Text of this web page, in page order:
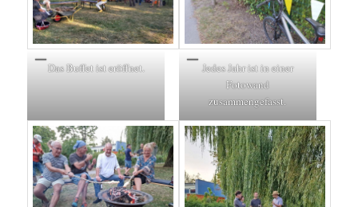
Das Buffet ist eröffnet.
Jedes Jahr ist in einer
Fotowand
zusammengefasst.